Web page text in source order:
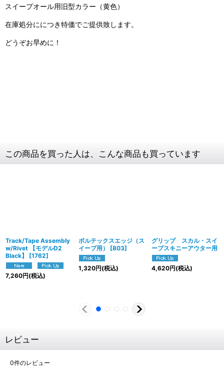
スイープオール用旧型カラー（黄色）
在庫処分ににつき特価でご提供致します。
どうぞお早めに！
この商品を買った人は、こんな商品も買っています
Track/Tape Assembly
w/Rivet 【モデルD2
Black】
[1762]
7,260円(税込)
ボルテックスエッジ（ス
イープ用）
[803]
1,320円(税込)
グリップ スカル・スイ
ープスキニーアウター用
4,620円(税込)
レビュー
0件のレビュー